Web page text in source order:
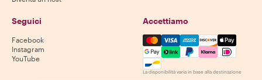
Seguici
Facebook
Instagram
YouTube
Accettiamo
Mastercard, Visa, Amex,
La disponibilità varia in base alla destinazione